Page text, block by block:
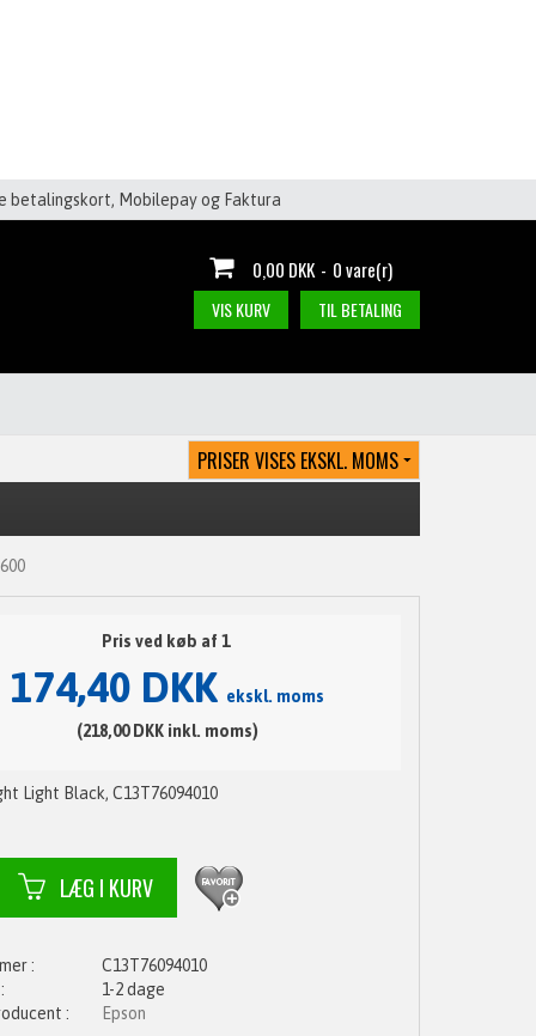
betalingskort, Mobilepay og Faktura
0,00 DKK - 0 vare(r)
VIS KURV TIL BETALING
Pris ved køb af 1
174,40 DKK ekskl. moms
(218,00 DKK inkl. moms)
Light Black, C13T76094010
C13T76094010
1-2 dage
Epson